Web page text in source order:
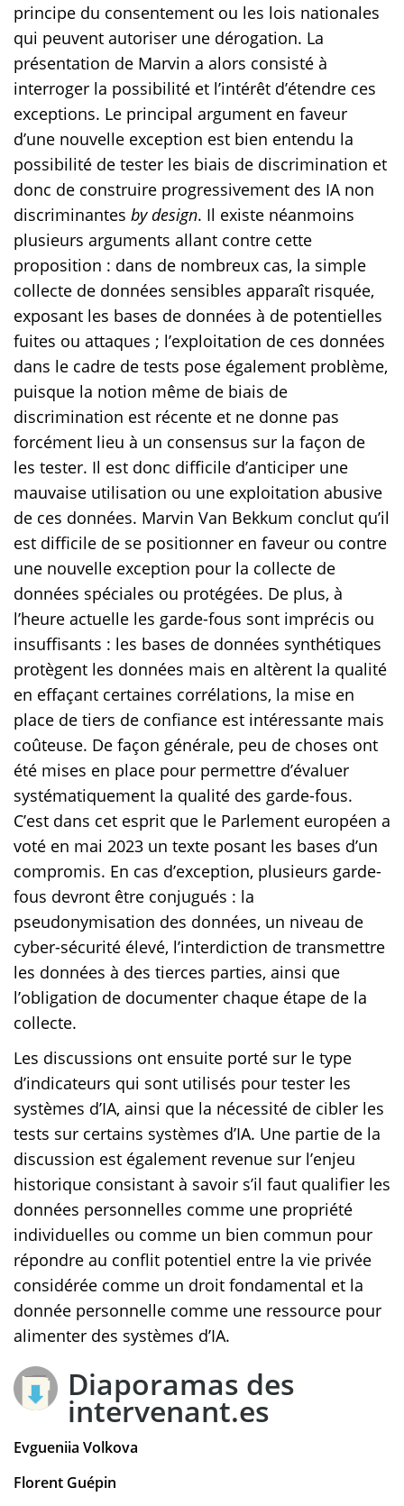
principe du consentement ou les lois nationales
qui peuvent autoriser une dérogation. La
présentation de Marvin a alors consisté à
interroger la possibilité et l’intérêt d’étendre ces
exceptions. Le principal argument en faveur
d’une nouvelle exception est bien entendu la
possibilité de tester les biais de discrimination et
donc de construire progressivement des IA non
discriminantes by design. Il existe néanmoins
plusieurs arguments allant contre cette
proposition : dans de nombreux cas, la simple
collecte de données sensibles apparaît risquée,
exposant les bases de données à de potentielles
fuites ou attaques ; l’exploitation de ces données
dans le cadre de tests pose également problème,
puisque la notion même de biais de
discrimination est récente et ne donne pas
forcément lieu à un consensus sur la façon de
les tester. Il est donc difficile d’anticiper une
mauvaise utilisation ou une exploitation abusive
de ces données. Marvin Van Bekkum conclut qu’il
est difficile de se positionner en faveur ou contre
une nouvelle exception pour la collecte de
données spéciales ou protégées. De plus, à
l’heure actuelle les garde-fous sont imprécis ou
insuffisants : les bases de données synthétiques
protègent les données mais en altèrent la qualité
en effaçant certaines corrélations, la mise en
place de tiers de confiance est intéressante mais
coûteuse. De façon générale, peu de choses ont
été mises en place pour permettre d’évaluer
systématiquement la qualité des garde-fous.
C’est dans cet esprit que le Parlement européen a
voté en mai 2023 un texte posant les bases d’un
compromis. En cas d’exception, plusieurs garde-
fous devront être conjugués : la
pseudonymisation des données, un niveau de
cyber-sécurité élevé, l’interdiction de transmettre
les données à des tierces parties, ainsi que
l’obligation de documenter chaque étape de la
collecte.
Les discussions ont ensuite porté sur le type
d’indicateurs qui sont utilisés pour tester les
systèmes d’IA, ainsi que la nécessité de cibler les
tests sur certains systèmes d’IA. Une partie de la
discussion est également revenue sur l’enjeu
historique consistant à savoir s’il faut qualifier les
données personnelles comme une propriété
individuelles ou comme un bien commun pour
répondre au conflit potentiel entre la vie privée
considérée comme un droit fondamental et la
donnée personnelle comme une ressource pour
alimenter des systèmes d’IA.
Diaporamas des
intervenant.es
Evgueniia Volkova
Florent Guépin